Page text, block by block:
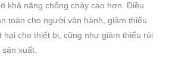
khả năng chống cháy cao hơn. Điều
toàn cho người vận hành, giảm thiểu
hại cho thiết bị, cũng như giảm thiểu rủi
xuất.